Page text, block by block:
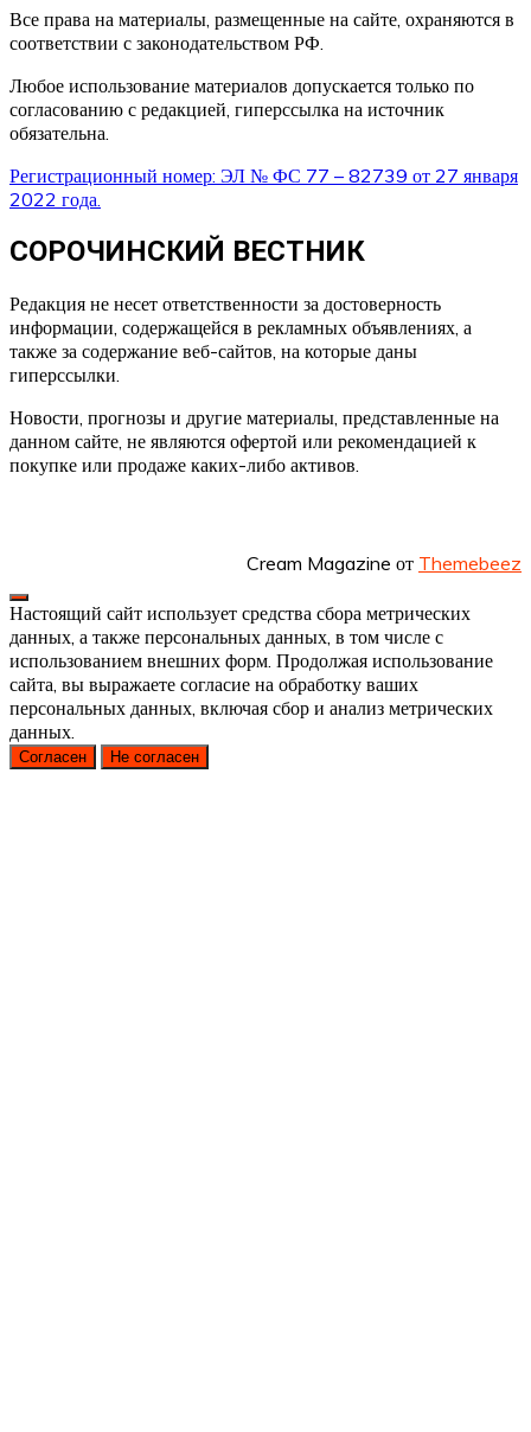
Все права на материалы, размещенные на сайте, охраняются в
соответствии с законодательством РФ.
Любое использование материалов допускается только по
согласованию с редакцией, гиперссылка на источник
обязательна.
Регистрационный номер: ЭЛ № ФС 77 – 82739 от 27 января
2022 года.
СОРОЧИНСКИЙ ВЕСТНИК
Редакция не несет ответственности за достоверность
информации, содержащейся в рекламных объявлениях, а
также за содержание веб-сайтов, на которые даны
гиперссылки.
Новости, прогнозы и другие материалы, представленные на
данном сайте, не являются офертой или рекомендацией к
покупке или продаже каких-либо активов.
Cream Magazine от Themebeez
Настоящий сайт использует средства сбора метрических
данных, а также персональных данных, в том числе с
использованием внешних форм. Продолжая использование
сайта, вы выражаете согласие на обработку ваших
персональных данных, включая сбор и анализ метрических
данных.
Согласен Не согласен